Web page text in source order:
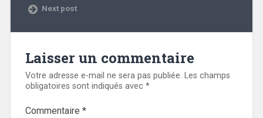
Next post
Laisser un commentaire
Votre adresse e-mail ne sera pas publiée. Les champs
obligatoires sont indiqués avec *
Commentaire *